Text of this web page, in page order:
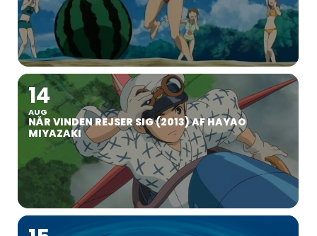
14
AUG
NÅR VINDEN REJSER SIG (2013) AF HAYAO
MIYAZAKI